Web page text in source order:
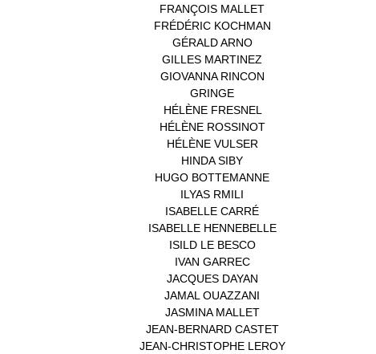
FRANÇOIS MALLET
FRÉDÉRIC KOCHMAN
GÉRALD ARNO(1)
GILLES MARTINEZ
GIOVANNA RINCON
GRINGE
HÉLÈNE FRESNEL
HÉLÈNE ROSSINOT(1)
HÉLÈNE VULSER
HINDA SIBY
HUGO BOTTEMANNE
ILYAS RMILI
ISABELLE CARRÉ
ISABELLE HENNEBELLE(2)
ISILD LE BESCO(1)
IVAN GARREC(1)
JACQUES DAYAN
JAMAL OUAZZANI
JASMINA MALLET(1)
JEAN-BERNARD CASTET(1)
JEAN-CHRISTOPHE LEROY(1)